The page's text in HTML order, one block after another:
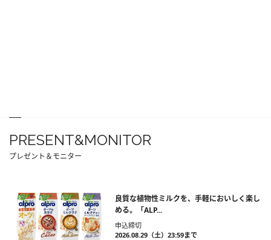
PRESENT&MONITOR
プレゼント＆モニター
良質な植物性ミルクを、手軽においしく楽し
める。「ALP...
申込締切
2026.08.29（土）23:59まで